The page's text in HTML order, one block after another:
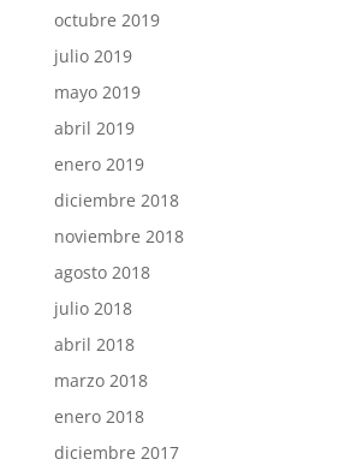
octubre 2019
julio 2019
mayo 2019
abril 2019
enero 2019
diciembre 2018
noviembre 2018
agosto 2018
julio 2018
abril 2018
marzo 2018
enero 2018
diciembre 2017